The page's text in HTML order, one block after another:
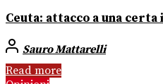
Ceuta: attacco a una certa
Sauro Mattarelli
Read more